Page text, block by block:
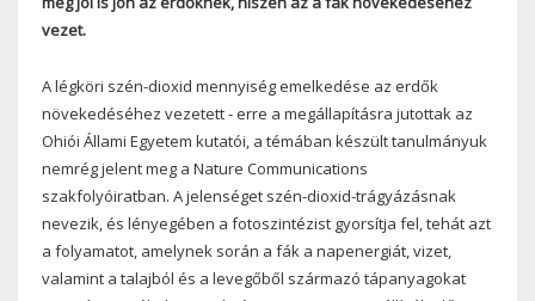
vezet.
A légköri szén-dioxid mennyiség emelkedése az erdők
növekedéséhez vezetett - erre a megállapításra jutottak az
Ohiói Állami Egyetem kutatói, a témában készült tanulmányuk
nemrég jelent meg a Nature Communications
szakfolyóiratban. A jelenséget szén-dioxid-trágyázásnak
nevezik, és lényegében a fotoszintézist gyorsítja fel, tehát azt
a folyamatot, amelynek során a fák a napenergiát, vizet,
valamint a talajból és a levegőből származó tápanyagokat